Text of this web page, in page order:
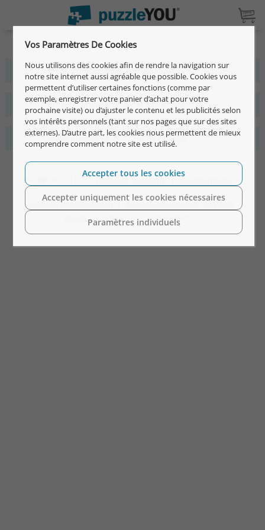
Plus de 4 millions de clients heureux
Conception rapide, simple et individuelle
Qualité premium avec 15 ans de garantie
WE PUZZLES |Foire aux questions |Confidentialité |
Conditions de rétractation|Conditions Générales de Vente
|
Mentions légales
| ©2026 puzzleYOU
Vos Paramètres De Cookies
Nous utilisons des cookies afin de rendre la navigation sur
notre site internet aussi agréable que possible. Cookies vous
permettent d’utiliser certaines fonctions (comme par
exemple, enregistrer votre panier d’achat pour votre
prochaine visite) ou d’ajuster le contenu et les publicités selon
vos intérêts personnels (tant sur nos pages que sur des sites
externes). D’autre part, les cookies nous permettent de mieux
comprendre comment notre site est utilisé.
Paramètres individuels
Accepter uniquement les cookies nécessaires
Accepter tous les cookies